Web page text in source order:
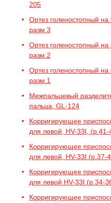
205
Ортез голеностопный на
разм.3
Ортез голеностопный на
разм.2
Ортез голеностопный на
разм.1
Межпальцевый
пальца, GL-124
Корригирующее
для левой, HV-33I, (р.41-
Корригирующее
для левой, HV-33I (р.37-
Корригирующее
для левой HV-33I (р.34-
Корригирующее